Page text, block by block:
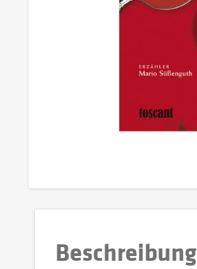
Beschreibung